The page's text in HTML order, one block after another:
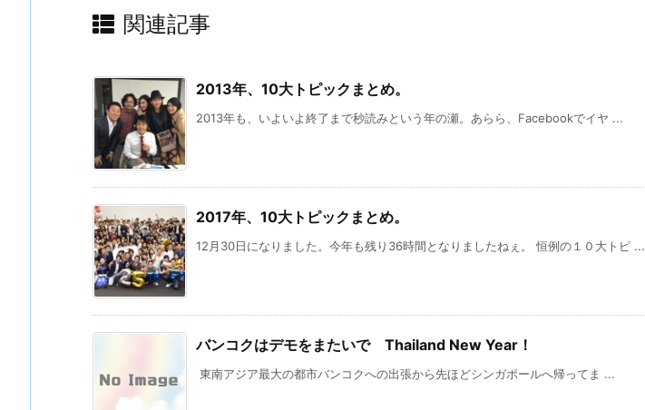
関連記事
2013年、10大トピックまとめ。
2013年も、いよいよ終了まで秒読みという年の瀬。あらら、Facebookでイヤ ...
2017年、10大トピックまとめ。
12月30日になりました。今年も残り36時間となりましたねぇ。 恒例の１０大トピ ...
バンコクはデモをまたいで Thailand New Year！
東南アジア最大の都市バンコクへの出張から先ほどシンガポールへ帰ってま ...